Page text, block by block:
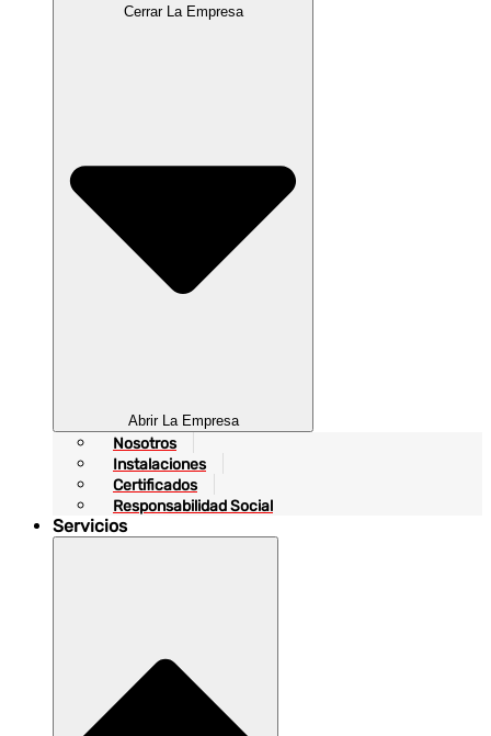
Cerrar La Empresa
Abrir La Empresa
Nosotros
Instalaciones
Certificados
Responsabilidad Social
Servicios